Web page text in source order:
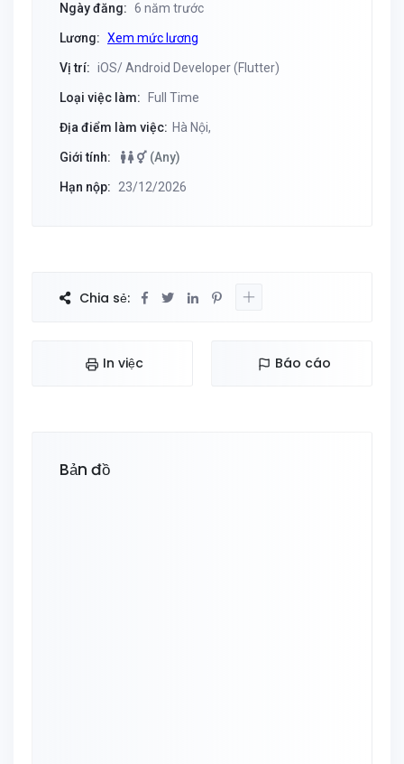
Ngày đăng: 6 năm trước
Lương: Xem mức lương
Vị trí: iOS/ Android Developer (Flutter)
Loại việc làm: Full Time
Địa điểm làm việc: Hà Nội,
Giới tính: (Any)
Hạn nộp: 23/12/2026
Chia sẻ:
In việc Báo cáo
Bản đồ